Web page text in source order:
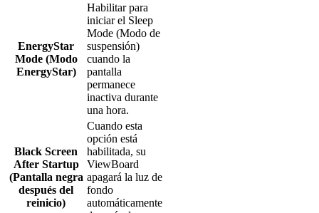
EnergyStar
Mode (Modo
EnergyStar)
Habilitar para
iniciar el Sleep
Mode (Modo de
suspensión)
cuando la
pantalla
permanece
inactiva durante
una hora.
Black Screen
After Startup
(Pantalla negra
después del
reinicio)
Cuando esta
opción está
habilitada, su
ViewBoard
apagará la luz de
fondo
automáticamente